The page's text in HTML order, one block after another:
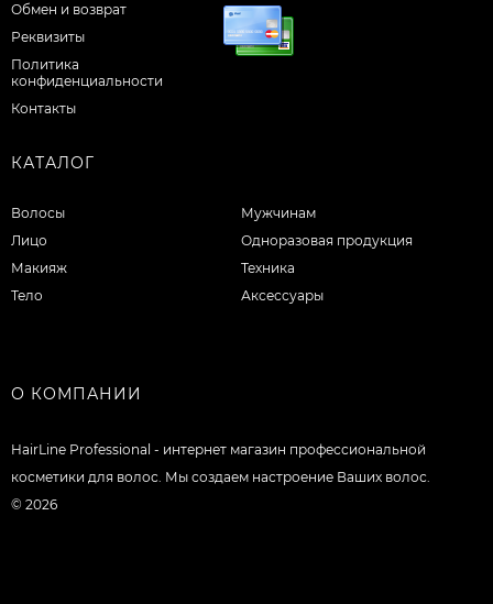
Обмен и возврат
Реквизиты
Политика
конфиденциальности
Контакты
КАТАЛОГ
Волосы
Лицо
Макияж
Тело
Мужчинам
Одноразовая продукция
Техника
Аксессуары
О КОМПАНИИ
HairLine Professional - интернет магазин профессиональной
косметики для волос. Мы создаем настроение Ваших волос.
© 2026